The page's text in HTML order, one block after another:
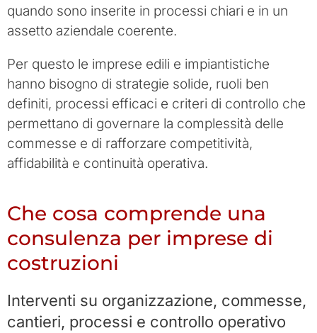
quando sono inserite in processi chiari e in un
assetto aziendale coerente.
Per questo le imprese edili e impiantistiche
hanno bisogno di strategie solide, ruoli ben
definiti, processi efficaci e criteri di controllo che
permettano di governare la complessità delle
commesse e di rafforzare competitività,
affidabilità e continuità operativa.
Che cosa comprende una
consulenza per imprese di
costruzioni
Interventi su organizzazione, commesse,
cantieri, processi e controllo operativo